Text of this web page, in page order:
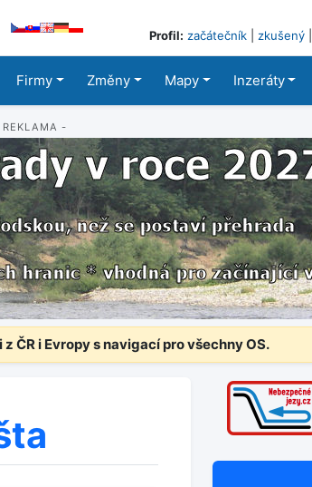
Profil: začátečník zkušený
Firmy Změny Mapy Inzeráty
-
ČR i Evropy s navigací pro všechny OS.